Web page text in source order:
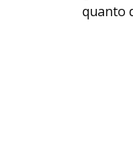
quanto